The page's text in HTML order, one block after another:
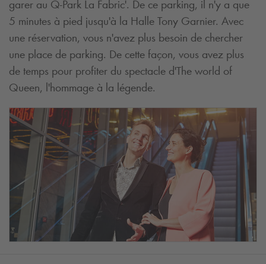
garer au Q-Park La Fabric'. De ce parking, il n'y a que
5 minutes à pied jusqu'à la Halle Tony Garnier. Avec
une réservation, vous n'avez plus besoin de chercher
une place de parking. De cette façon, vous avez plus
de temps pour profiter du spectacle d'The world of
Queen, l'hommage à la légende.